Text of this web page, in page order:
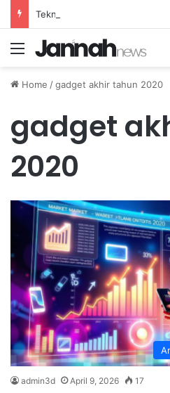
Menu
Home /gadget akhir tahun 2020
gadget
2020
admin3d April 9, 2026 17